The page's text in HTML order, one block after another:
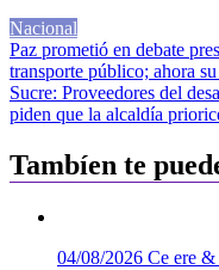
Nacional
Navegación
de
entradas
Paz prometió en debate
transporte público; ahora
Sucre: Proveedores del
piden que la alcaldía
Tambíen te
04/08/2026 Ce ere &